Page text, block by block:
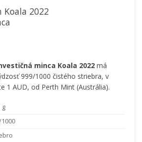
Koala 2022
minca Koala 2022 má
999/1000 čistého striebra, v
1 AUD, od Perth Mint (Austrália).
g